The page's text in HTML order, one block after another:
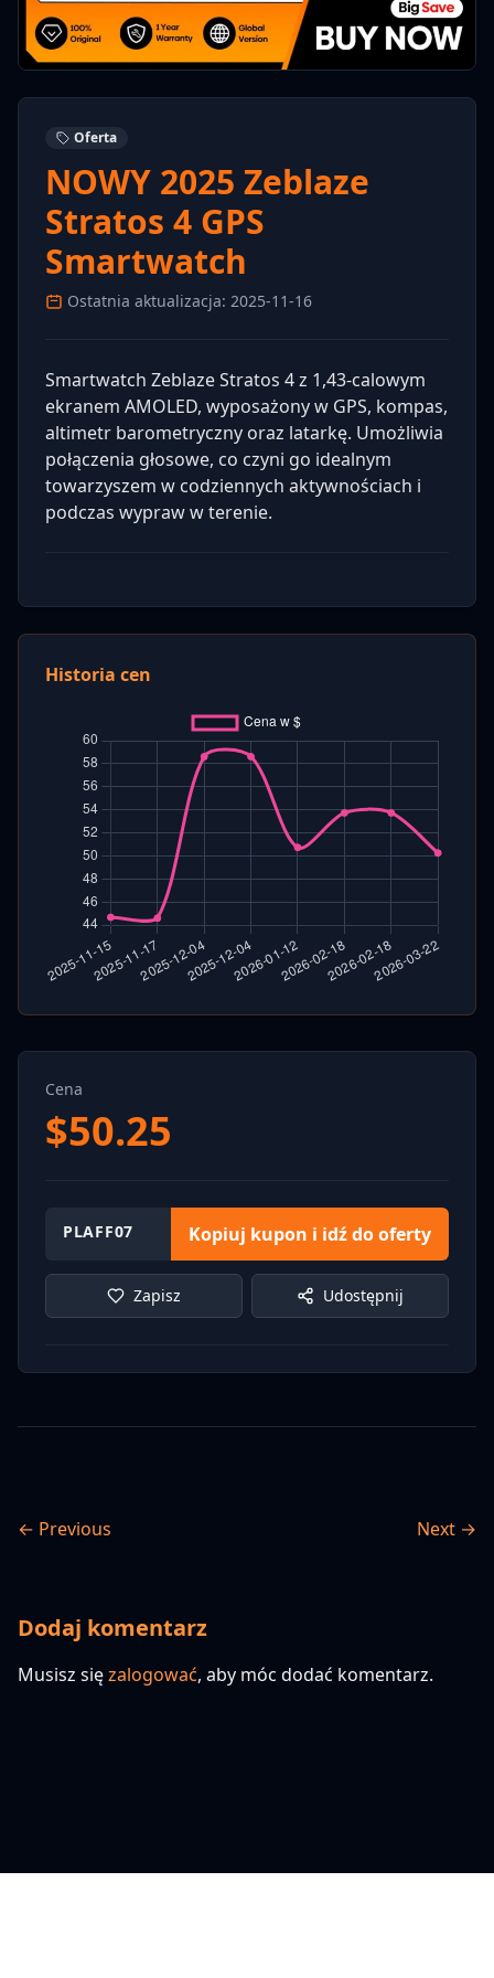
Oferta
NOWY 2025 Zeblaze
Stratos 4 GPS
Smartwatch
Ostatnia aktualizacja: 2025-11-16
Smartwatch Zeblaze Stratos 4 z 1,43-calowym
ekranem AMOLED, wyposażony w GPS, kompas,
altimetr barometryczny oraz latarkę. Umożliwia
połączenia głosowe, co czyni go idealnym
towarzyszem w codziennych aktywnościach i
podczas wypraw w terenie.
Historia cen
Cena
$50.25
PLAFF07 Kopiuj kupon i idź do oferty
Zapisz Udostępnij
← Previous Next →
Dodaj komentarz
Musisz sięzalogować, aby móc dodać komentarz.